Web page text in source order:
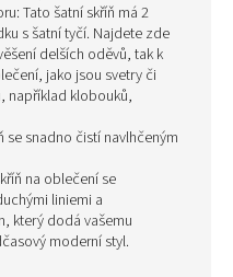
Tato šatní skříň má 2
s šatní tyčí. Najdete zde
delších oděvů, tak k
jako jsou svetry či
například klobouků,
se snadno čistí navlhčeným
na oblečení se
liniemi a
který dodá vašemu
moderní styl.